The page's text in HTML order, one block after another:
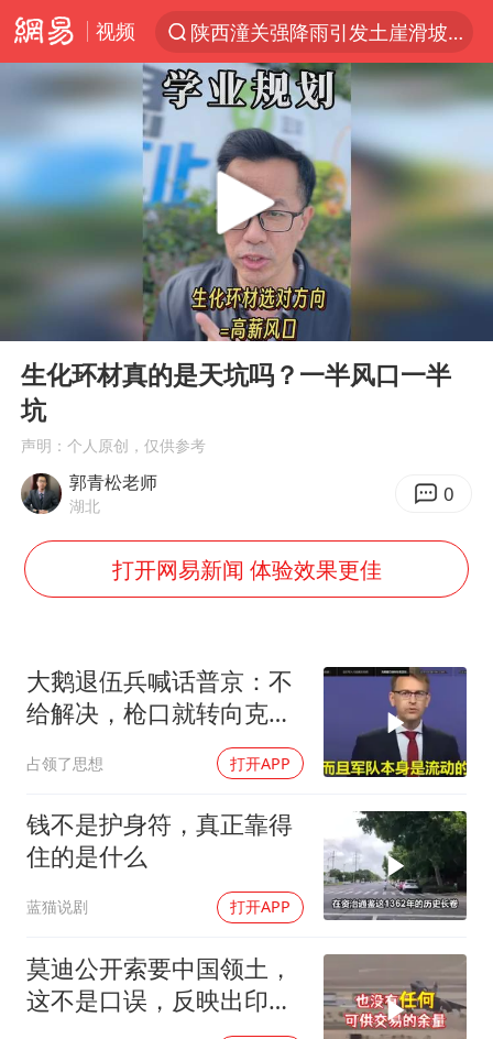
视频
陕西潼关强降雨引发土崖滑坡1人失联
探寻“技能+”促就业创业新路
台风“白海豚”影响中国已成定局
郑国霖回应去景区上班被保安拦下
印度暴发金迪普拉病毒
41岁女子为鼓励女儿考上985研究生
24小时不关空调 电费反而更低？
“事业单位招聘不是人情买卖”
你常吃的兰州拉面要改名了
河南试行周五下午弹性离岗
小伙靠AI减肥 45天瘦40斤进了ICU
新华社权威快报|我国编制完成新版全月地质图
Play
生化环材真的是天坑吗？一半风口一半
坑
声明：个人原创，仅供参考
郭青松老师
湖北 0
打开网易新闻 体验效果更佳
大鹅退伍兵喊话普京：不
给解决，枪口就转向克里
占领了思想 打开APP
钱不是护身符，真正靠得
住的是什么
蓝猫说剧 打开APP
莫迪公开索要中国领土，
这不是口误，反映出印度